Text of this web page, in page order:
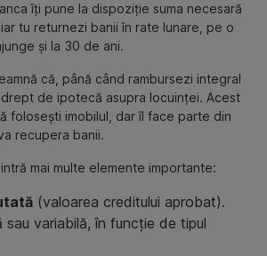
îți pune la dispoziție suma necesară
tu returnezi banii în rate lunare, pe o
și la 30 de ani.
că, până când rambursezi integral
de ipotecă asupra locuinței. Acest
folosești imobilul, dar îl face parte din
recupera banii.
mai multe elemente importante:
(valoarea creditului aprobat).
sau variabilă, în funcție de tipul